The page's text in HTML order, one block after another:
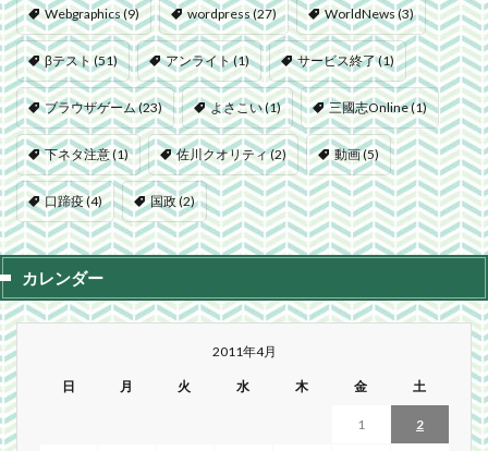
Webgraphics(9) wordpress(27) WorldNews(3)
βテスト (51) アンライト(1) サービス終了(1)
ブラウザゲーム(23) よさこい(1) 三國志Online(1)
下ネタ注意(1) 佐川クオリティ(2) 動画(5)
口蹄疫(4) 国政(2)
カレンダー
2011年4月
日 月 火 水 木 金 土
1 2